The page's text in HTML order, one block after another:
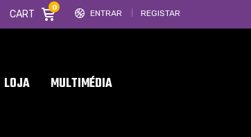
ENTRAR REGISTAR
CART
0
LOJA MULTIMÉDIA